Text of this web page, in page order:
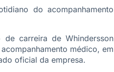
do acompanhamento
de carreira de Whindersson
médico, em
oficial da empresa.